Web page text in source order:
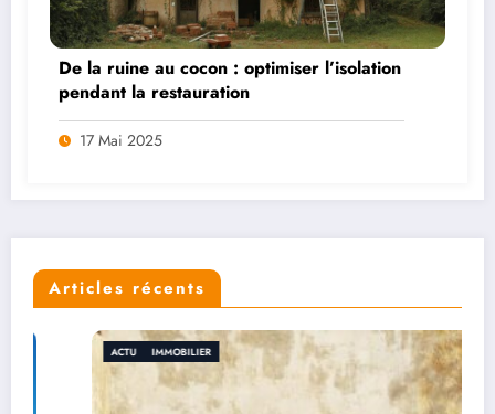
De la ruine au cocon : optimiser l’isolation
pendant la restauration
17 Mai 2025
Articles récents
IMMOBILIER